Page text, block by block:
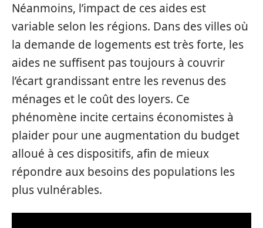
Néanmoins, l’impact de ces aides est
variable selon les régions. Dans des villes où
la demande de logements est très forte, les
aides ne suffisent pas toujours à couvrir
l’écart grandissant entre les revenus des
ménages et le coût des loyers. Ce
phénomène incite certains économistes à
plaider pour une augmentation du budget
alloué à ces dispositifs, afin de mieux
répondre aux besoins des populations les
plus vulnérables.